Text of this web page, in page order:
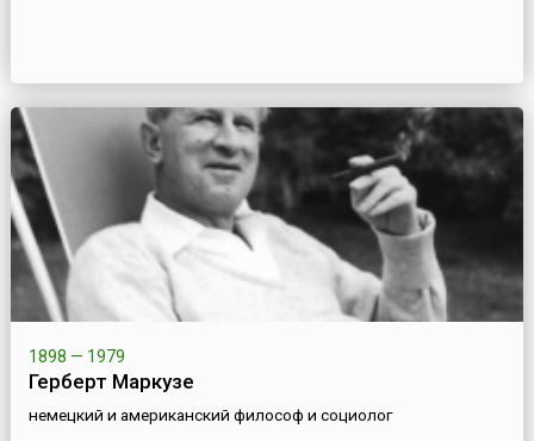
1898 — 1979
Герберт Маркузе
немецкий и американский философ и социолог